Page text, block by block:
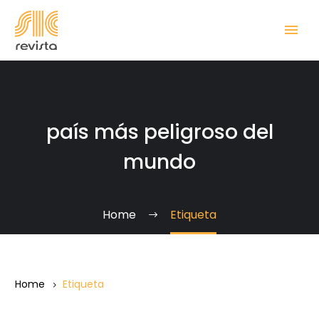
país más peligroso del
mundo
Home Etiqueta
Home Etiqueta